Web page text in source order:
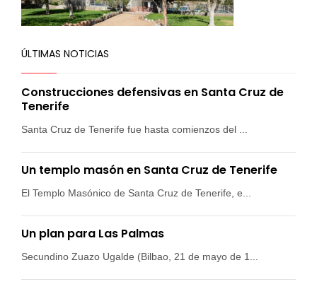
ÚLTIMAS NOTICIAS
Construcciones defensivas en Santa Cruz de
Tenerife
Santa Cruz de Tenerife fue hasta comienzos del ...
Un templo masón en Santa Cruz de Tenerife
El Templo Masónico de Santa Cruz de Tenerife, e...
Un plan para Las Palmas
Secundino Zuazo Ugalde (Bilbao, 21 de mayo de 1...